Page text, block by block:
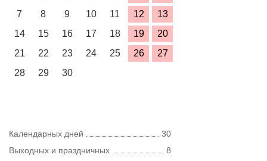
7
8 9 10 11 12
13
14
15 16 17 18 19
20
21
22 23 24 25 26
27
28
29 30
Календарных дней
30
Выходных и праздничных
8